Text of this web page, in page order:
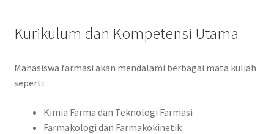
Kurikulum dan Kompetensi Utama
Mahasiswa farmasi akan mendalami berbagai mata kuliah
seperti:
Kimia Farma dan Teknologi Farmasi
Farmakologi dan Farmakokinetik